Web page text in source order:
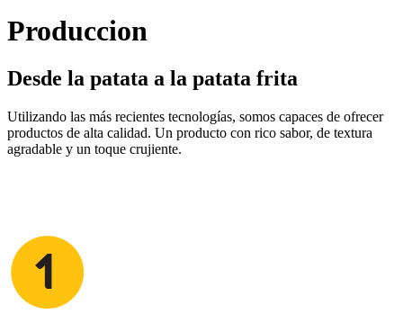
Produccion
Desde la patata a la patata frita
Utilizando las más recientes tecnologías, somos capaces de ofrecer
productos de alta calidad. Un producto con rico sabor, de textura
agradable y un toque crujiente.